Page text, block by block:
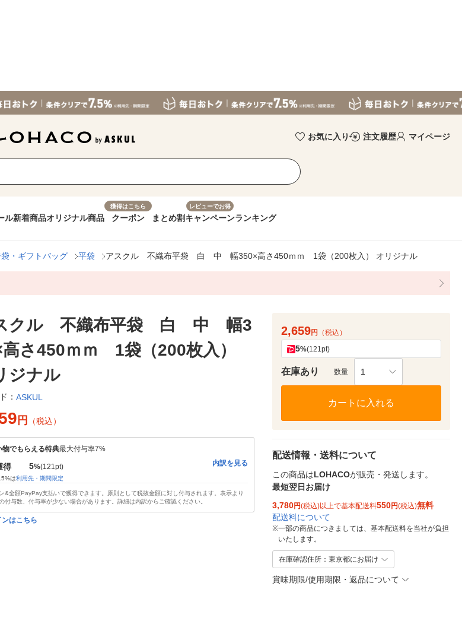
お気に入り 注文履歴 マイページ
ル新着商品オリジナル商品
獲得はこちら
クーポン まとめ割
レビューでお得
キャンペーンランキング
・ギフトバッグ 平袋 アスクル 不織布平袋 白 中 幅350×高さ450ｍｍ 1袋（200枚入） オリジナル
クル 不織布平袋 白 中 幅3
さ450ｍｍ 1袋（200枚入）
ジナル
： ASKUL
円 （税込）
物でもらえる特典最大付与率7%
得 5%(121pt)
は利用先・期間限定
内訳を見る
&全額PayPay支払いで獲得できます。原則として税抜金額に対し付与されます。表示より
付与数、付与率が少ない場合があります。詳細は内訳からご確認ください。
ンはこちら
2,659円 （税込）
5%(121pt)
在庫あり 数量 1
カートに入れる
配送情報・送料について
この商品はLOHACOが販売・発送します。
最短翌日お届け
3,780円(税込)以上で基本配送料550円(税込)無料
配送料について
※一部の商品につきましては、基本配送料を当社が負担
いたします。
在庫確認住所：東京都にお届け
賞味期限/使用期限・返品について